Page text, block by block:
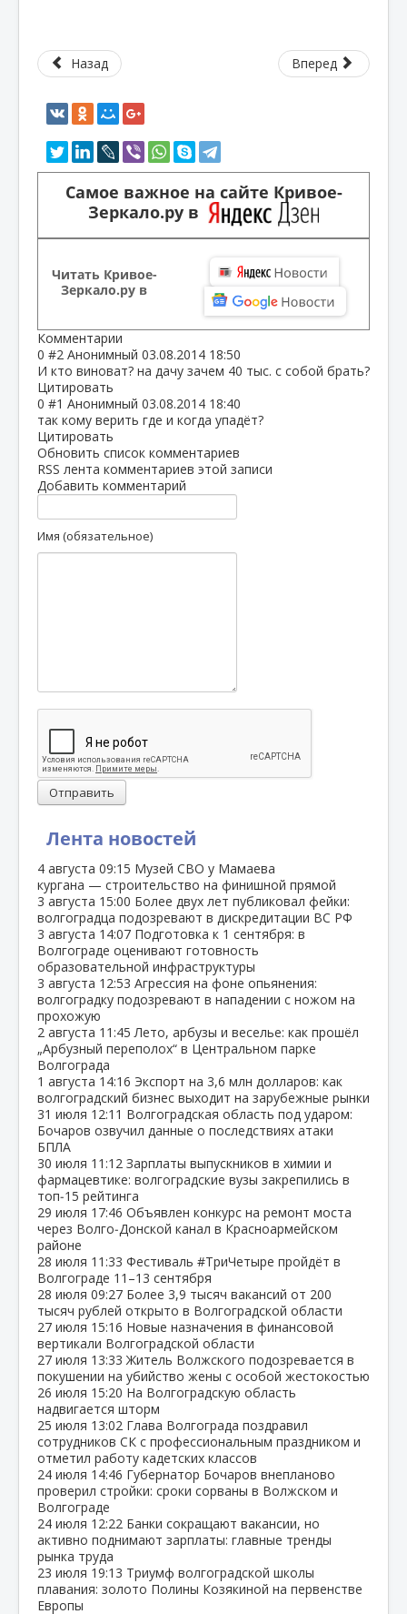
Лента новостей
4 августа 09:15 Музей СВО у Мамаева
кургана — строительство на финишной прямой
3 августа 15:00 Более двух лет публиковал фейки:
волгоградца подозревают в дискредитации ВС РФ
3 августа 14:07 Подготовка к 1 сентября: в
Волгограде оценивают готовность
образовательной инфраструктуры
3 августа 12:53 Агрессия на фоне опьянения:
волгоградку подозревают в нападении с ножом на
прохожую
2 августа 11:45 Лето, арбузы и веселье: как прошёл
„Арбузный переполох“ в Центральном парке
Волгограда
1 августа 14:16 Экспорт на 3,6 млн долларов: как
волгоградский бизнес выходит на зарубежные рынки
31 июля 12:11 Волгоградская область под ударом:
Бочаров озвучил данные о последствиях атаки
БПЛА
30 июля 11:12 Зарплаты выпускников в химии и
фармацевтике: волгоградские вузы закрепились в
топ‑15 рейтинга
29 июля 17:46 Объявлен конкурс на ремонт моста
через Волго‑Донской канал в Красноармейском
районе
28 июля 11:33 Фестиваль #ТриЧетыре пройдёт в
Волгограде 11–13 сентября
28 июля 09:27 Более 3,9 тысяч вакансий от 200
тысяч рублей открыто в Волгоградской области
27 июля 15:16 Новые назначения в финансовой
вертикали Волгоградской области
27 июля 13:33 Житель Волжского подозревается в
покушении на убийство жены с особой жестокостью
26 июля 15:20 На Волгоградскую область
надвигается шторм
25 июля 13:02 Глава Волгограда поздравил
сотрудников СК с профессиональным праздником и
отметил работу кадетских классов
24 июля 14:46 Губернатор Бочаров внепланово
проверил стройки: сроки сорваны в Волжском и
Волгограде
24 июля 12:22 Банки сокращают вакансии, но
активно поднимают зарплаты: главные тренды
рынка труда
23 июля 19:13 Триумф волгоградской школы
плавания: золото Полины Козякиной на первенстве
Европы
Назад Вперед
Самое важное на сайте Кривое-
Зеркало.ру в
Читать Кривое-
Зеркало.ру в
Комментарии
0 #2 Анонимный 03.08.2014 18:50
И кто виноват? на дачу зачем 40 тыс. с собой брать?
Цитировать
0 #1 Анонимный 03.08.2014 18:40
так кому верить где и когда упадёт?
Цитировать
Обновить список комментариев
RSS лента комментариев этой записи
Добавить комментарий
Имя (обязательное)
Отправить